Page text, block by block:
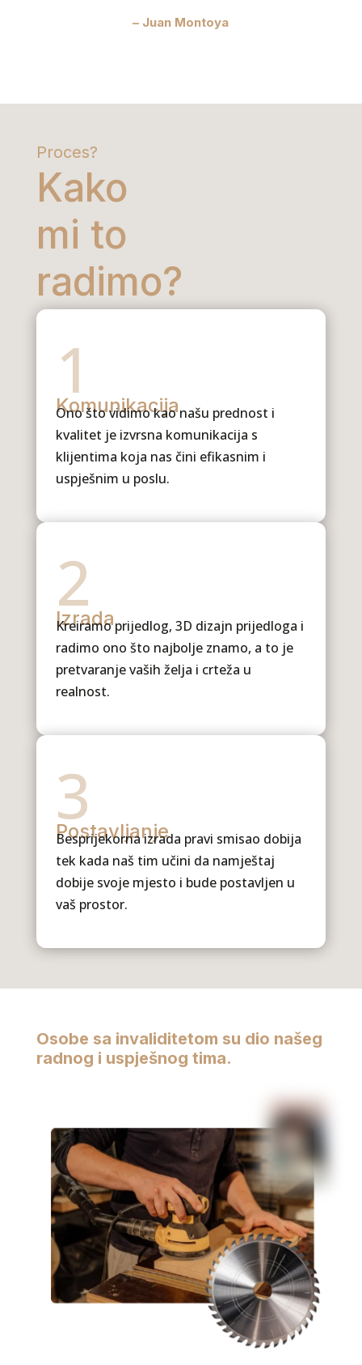
– Juan Montoya
Proces?
Kako
mi to
radimo?
1
Komunikacija
Ono što vidimo kao našu prednost i
kvalitet je izvrsna komunikacija s
klijentima koja nas čini efikasnim i
uspješnim u poslu.
2
Izrada
Kreiramo prijedlog, 3D dizajn prijedloga i
radimo ono što najbolje znamo, a to je
pretvaranje vaših želja i crteža u
realnost.
3
Postavljanje
Besprijekorna izrada pravi smisao dobija
tek kada naš tim učini da namještaj
dobije svoje mjesto i bude postavljen u
vaš prostor.
Osobe sa invaliditetom su dio našeg
radnog i uspješnog tima.